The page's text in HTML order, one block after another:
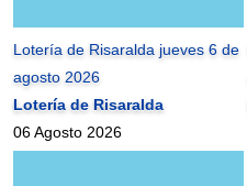
Lotería de Risaralda jueves 6 de
agosto 2026
Lotería de Risaralda
06 Agosto 2026